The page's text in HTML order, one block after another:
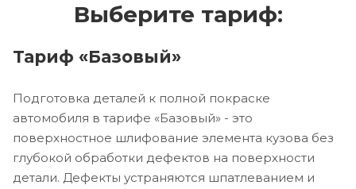
Выберите тариф:
Тариф «Базовый»
Подготовка деталей к полной покраске
автомобиля в тарифе «Базовый» - это
поверхностное шлифование элемента кузова без
глубокой обработки дефектов на поверхности
детали. Дефекты устраняются шпатлеванием и